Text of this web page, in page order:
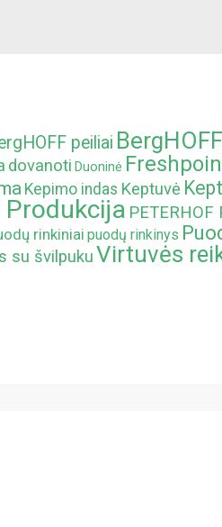
peiliai
dovanoti Duoninė
Kepimo indas Keptuvė
Produkcija PETERHOF
rinkiniai puodų rinkinys
su švilpukuVirtuvės